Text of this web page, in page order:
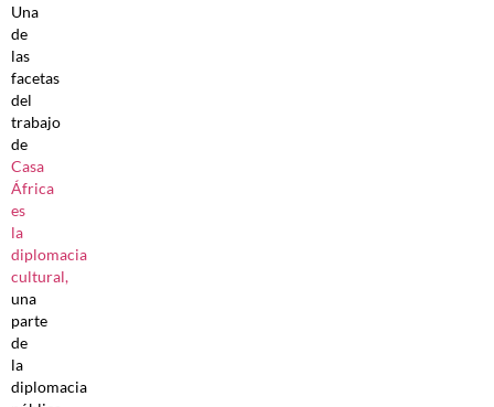
Una
de
las
facetas
del
trabajo
de
Casa
África
es
la
diplomacia
cultural,
una
parte
de
la
diplomacia